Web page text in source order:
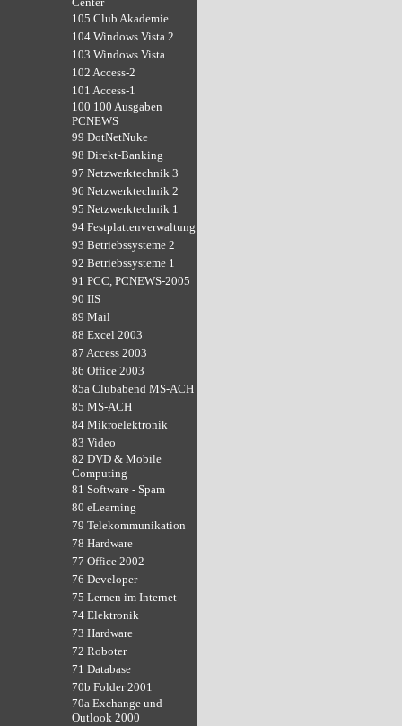
105 Club Akademie
104 Windows Vista 2
103 Windows Vista
102 Access-2
101 Access-1
100 100 Ausgaben
PCNEWS
99 DotNetNuke
98 Direkt-Banking
97 Netzwerktechnik 3
96 Netzwerktechnik 2
95 Netzwerktechnik 1
94 Festplattenverwaltung
93 Betriebssysteme 2
92 Betriebssysteme 1
91 PCC, PCNEWS-2005
90 IIS
89 Mail
88 Excel 2003
87 Access 2003
86 Office 2003
85a Clubabend MS-ACH
85 MS-ACH
84 Mikroelektronik
83 Video
82 DVD & Mobile
Computing
81 Software - Spam
80 eLearning
79 Telekommunikation
78 Hardware
77 Office 2002
76 Developer
75 Lernen im Internet
74 Elektronik
73 Hardware
72 Roboter
71 Database
70b Folder 2001
70a Exchange und
Outlook 2000